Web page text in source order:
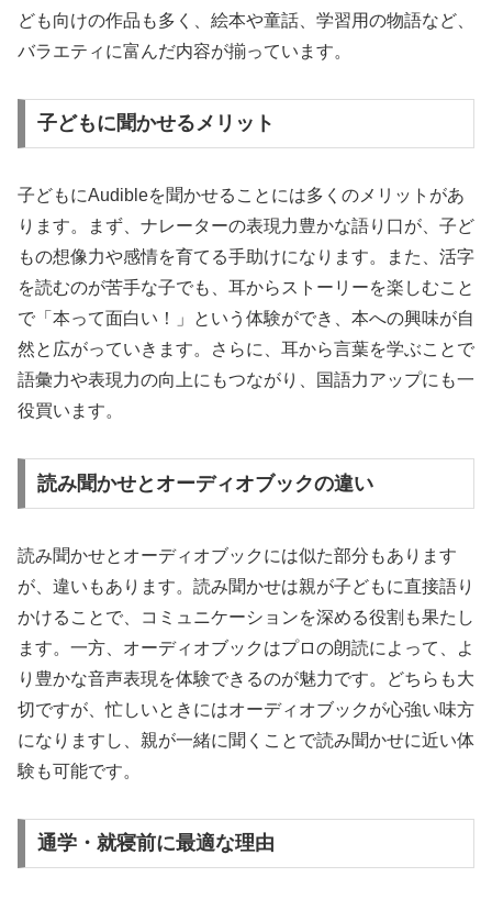
ども向けの作品も多く、絵本や童話、学習用の物語など、
バラエティに富んだ内容が揃っています。
子どもに聞かせるメリット
子どもにAudibleを聞かせることには多くのメリットがあ
ります。まず、ナレーターの表現力豊かな語り口が、子ど
もの想像力や感情を育てる手助けになります。また、活字
を読むのが苦手な子でも、耳からストーリーを楽しむこと
で「本って面白い！」という体験ができ、本への興味が自
然と広がっていきます。さらに、耳から言葉を学ぶことで
語彙力や表現力の向上にもつながり、国語力アップにも一
役買います。
読み聞かせとオーディオブックの違い
読み聞かせとオーディオブックには似た部分もあります
が、違いもあります。読み聞かせは親が子どもに直接語り
かけることで、コミュニケーションを深める役割も果たし
ます。一方、オーディオブックはプロの朗読によって、よ
り豊かな音声表現を体験できるのが魅力です。どちらも大
切ですが、忙しいときにはオーディオブックが心強い味方
になりますし、親が一緒に聞くことで読み聞かせに近い体
験も可能です。
通学・就寝前に最適な理由